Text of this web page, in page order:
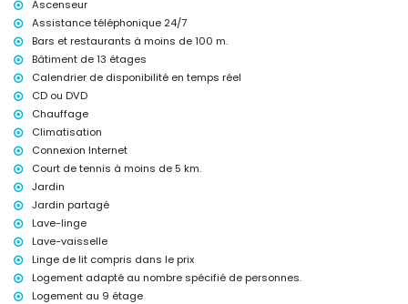
internet (WiFi)
fer et planche à repasser
linge de lit et serviettes
service d'urgence 24 heures sur 24
Équipements et services en supplément
chauffage central
lit pour enfant/berceau (sur demande)
Divertissements et activités de loisirs pour vos vacances à Calpe,
Costa Blanca
parc à thème (Terra Mítica), zoo (Terra Natura et Mundomar), et parc
aquatique (Aqua Natura et Aqualandia) (à moins de 10 kilomètres de
la maison)
Sports
tennis (à moins de 5 kilomètres de l'appartement)
golf (à moins de 10 kilomètres de l'appartement)
Ascenseur
Assistance téléphonique 24/7
Bars et restaurants à moins de 100 m.
Bâtiment de 13 étages
Calendrier de disponibilité en temps réel
CD ou DVD
Chauffage
Climatisation
Connexion Internet
Court de tennis à moins de 5 km.
Jardin
Jardin partagé
Lave-linge
Lave-vaisselle
Linge de lit compris dans le prix
Logement adapté au nombre spécifié de personnes.
Logement au 9 étage